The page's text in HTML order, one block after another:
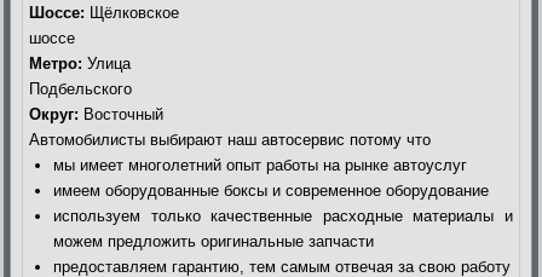
Шоссе: Щёлковское
шоссе
Метро: Улица
Подбельского
Округ: Восточный
Автомобилисты выбирают наш автосервис потому что
мы имеет многолетний опыт работы на рынке автоуслуг
имеем оборудованные боксы и современное оборудование
используем только качественные расходные материалы и
можем предложить оригинальные запчасти
предоставляем гарантию, тем самым отвечая за свою работу